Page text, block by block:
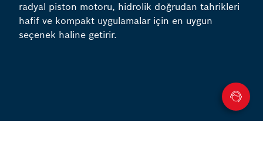
radyal piston motoru, hidrolik doğrudan tahrikleri
hafif ve kompakt uygulamalar için en uygun
seçenek haline getirir.